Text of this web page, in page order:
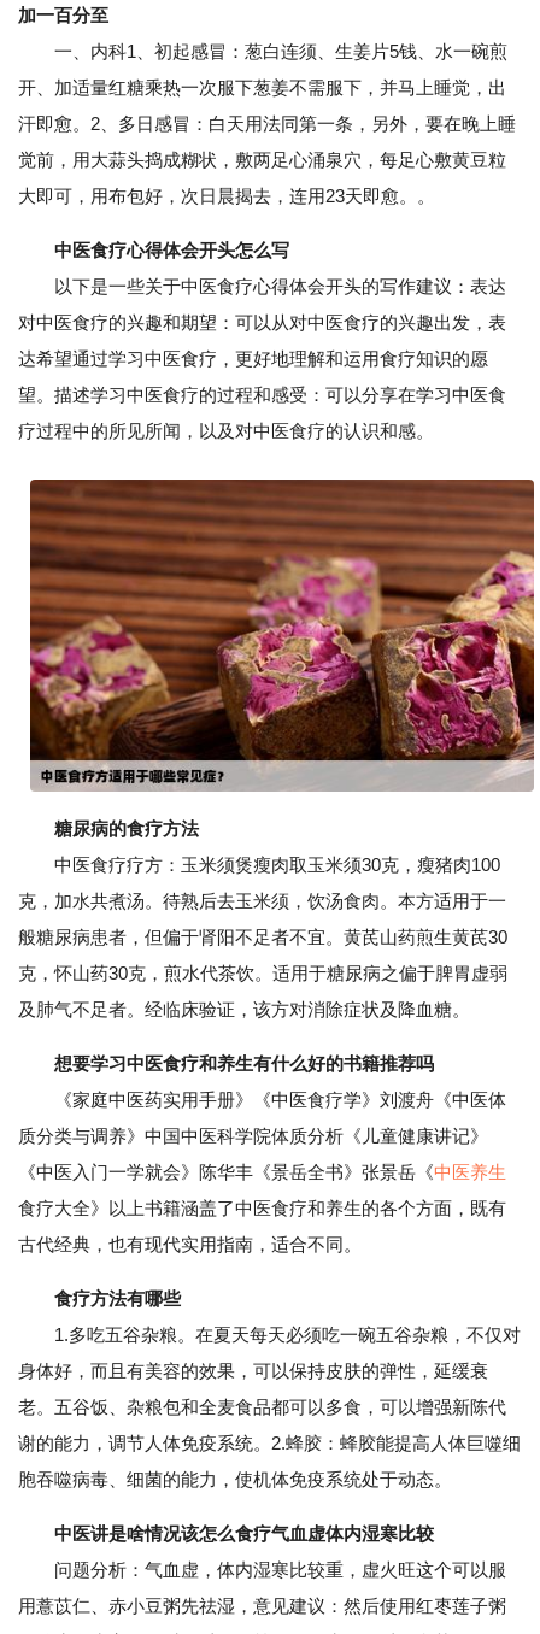
加一百分至
一、内科1、初起感冒：葱白连须、生姜片5钱、水一碗煎
开、加适量红糖乘热一次服下葱姜不需服下，并马上睡觉，出
汗即愈。2、多日感冒：白天用法同第一条，另外，要在晚上睡
觉前，用大蒜头捣成糊状，敷两足心涌泉穴，每足心敷黄豆粒
大即可，用布包好，次日晨揭去，连用23天即愈。。
中医食疗心得体会开头怎么写
以下是一些关于中医食疗心得体会开头的写作建议：表达
对中医食疗的兴趣和期望：可以从对中医食疗的兴趣出发，表
达希望通过学习中医食疗，更好地理解和运用食疗知识的愿
望。描述学习中医食疗的过程和感受：可以分享在学习中医食
疗过程中的所见所闻，以及对中医食疗的认识和感。
糖尿病的食疗方法
中医食疗疗方：玉米须煲瘦肉取玉米须30克，瘦猪肉100
克，加水共煮汤。待熟后去玉米须，饮汤食肉。本方适用于一
般糖尿病患者，但偏于肾阳不足者不宜。黄芪山药煎生黄芪30
克，怀山药30克，煎水代茶饮。适用于糖尿病之偏于脾胃虚弱
及肺气不足者。经临床验证，该方对消除症状及降血糖。
想要学习中医食疗和养生有什么好的书籍推荐吗
《家庭中医药实用手册》《中医食疗学》刘渡舟《中医体
质分类与调养》中国中医科学院体质分析《儿童健康讲记》
《中医入门一学就会》陈华丰《景岳全书》张景岳《中医养生
食疗大全》以上书籍涵盖了中医食疗和养生的各个方面，既有
古代经典，也有现代实用指南，适合不同。
食疗方法有哪些
1.多吃五谷杂粮。在夏天每天必须吃一碗五谷杂粮，不仅对
身体好，而且有美容的效果，可以保持皮肤的弹性，延缓衰
老。五谷饭、杂粮包和全麦食品都可以多食，可以增强新陈代
谢的能力，调节人体免疫系统。2.蜂胶：蜂胶能提高人体巨噬细
胞吞噬病毒、细菌的能力，使机体免疫系统处于动态。
中医讲是啥情况该怎么食疗气血虚体内湿寒比较
问题分析：气血虚，体内湿寒比较重，虚火旺这个可以服
用薏苡仁、赤小豆粥先祛湿，意见建议：然后使用红枣莲子粥